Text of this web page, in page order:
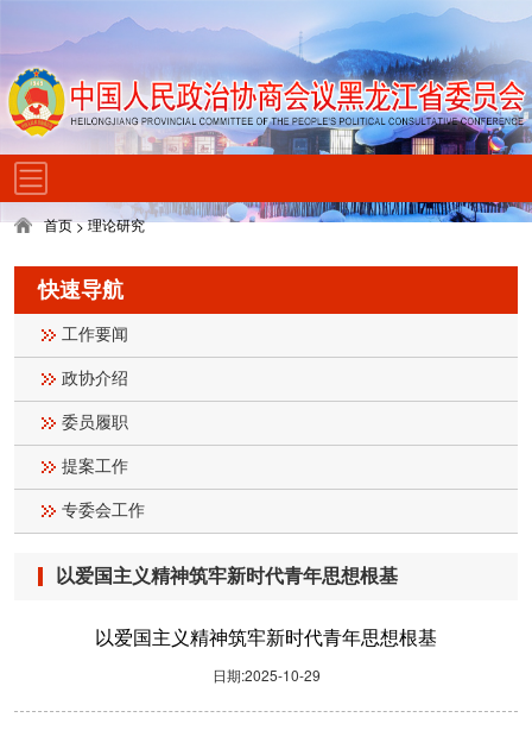
首页>理论研究
快速导航
工作要闻
政协介绍
委员履职
提案工作
专委会工作
以爱国主义精神筑牢新时代青年思想根基
以爱国主义精神筑牢新时代青年思想根基
日期:2025-10-29